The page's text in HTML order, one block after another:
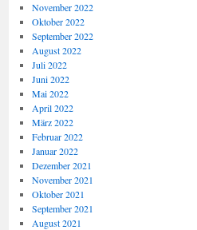
November 2022
Oktober 2022
September 2022
August 2022
Juli 2022
Juni 2022
Mai 2022
April 2022
März 2022
Februar 2022
Januar 2022
Dezember 2021
November 2021
Oktober 2021
September 2021
August 2021